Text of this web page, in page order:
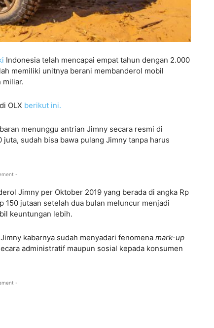
Indonesia telah mencapai empat tahun dengan 2.000
memiliki unitnya berani membanderol mobil
miliar.
OLX berikut ini.
menunggu antrian Jimny secara resmi di
sudah bisa bawa pulang Jimny tanpa harus
-
Jimny per Oktober 2019 yang berada di angka Rp
150 jutaan setelah dua bulan meluncur menjadi
keuntungan lebih.
kabarnya sudah menyadari fenomena mark-up
administratif maupun sosial kepada konsumen
-